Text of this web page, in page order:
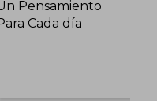
45%